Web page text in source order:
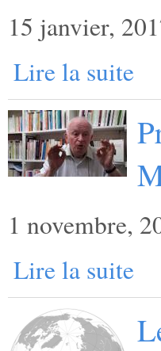
15 janvier,
Lire la suite
1 novembre,
Lire la suite